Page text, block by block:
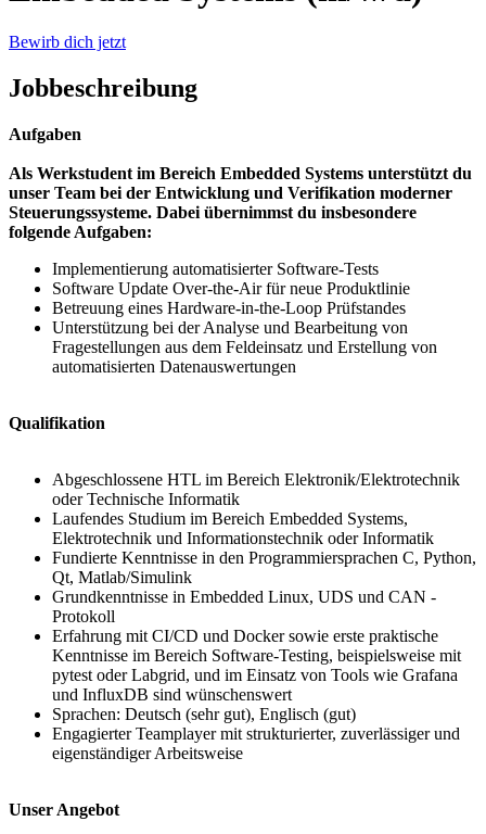
Bewirb dich jetzt
Jobbeschreibung
Aufgaben
Als Werkstudent im Bereich Embedded Systems unterstützt du
unser Team bei der Entwicklung und Verifikation moderner
Steuerungssysteme. Dabei übernimmst du insbesondere
folgende Aufgaben:
Implementierung automatisierter Software-Tests
Software Update Over-the-Air für neue Produktlinie
Betreuung eines Hardware-in-the-Loop Prüfstandes
Unterstützung bei der Analyse und Bearbeitung von
Fragestellungen aus dem Feldeinsatz und Erstellung von
automatisierten Datenauswertungen
Qualifikation
Abgeschlossene HTL im Bereich Elektronik/Elektrotechnik
oder Technische Informatik
Laufendes Studium im Bereich Embedded Systems,
Elektrotechnik und Informationstechnik oder Informatik
Fundierte Kenntnisse in den Programmiersprachen C, Python,
Qt, Matlab/Simulink
Grundkenntnisse in Embedded Linux, UDS und CAN -
Protokoll
Erfahrung mit CI/CD und Docker sowie erste praktische
Kenntnisse im Bereich Software-Testing, beispielsweise mit
pytest oder Labgrid, und im Einsatz von Tools wie Grafana
und InfluxDB sind wünschenswert
Sprachen: Deutsch (sehr gut), Englisch (gut)
Engagierter Teamplayer mit strukturierter, zuverlässiger und
eigenständiger Arbeitsweise
Unser Angebot